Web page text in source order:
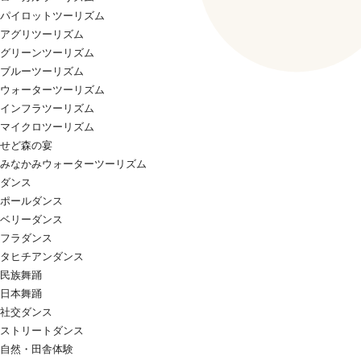
パイロットツーリズム
アグリツーリズム
グリーンツーリズム
ブルーツーリズム
ウォーターツーリズム
インフラツーリズム
マイクロツーリズム
せど森の宴
みなかみウォーターツーリズム
ダンス
ポールダンス
ベリーダンス
フラダンス
タヒチアンダンス
民族舞踊
日本舞踊
社交ダンス
ストリートダンス
自然・田舎体験